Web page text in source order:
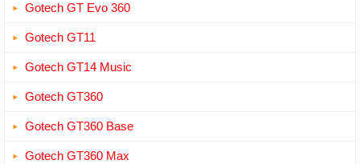
Gotech GT Evo 360
Gotech GT11
Gotech GT14 Music
Gotech GT360
Gotech GT360 Base
Gotech GT360 Max